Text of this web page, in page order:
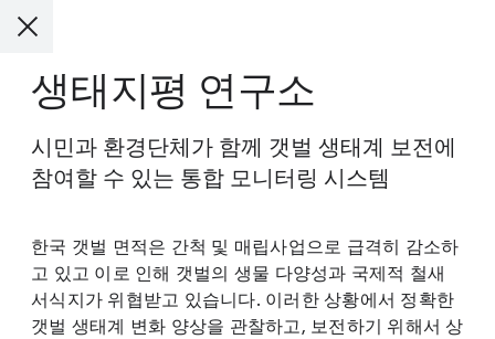
생태지평 연구소
시민과 환경단체가 함께 갯벌 생태계 보전에
참여할 수 있는 통합 모니터링 시스템
한국 갯벌 면적은 간척 및 매립사업으로 급격히 감소하
고 있고 이로 인해 갯벌의 생물 다양성과 국제적 철새
서식지가 위협받고 있습니다. 이러한 상황에서 정확한
갯벌 생태계 변화 양상을 관찰하고, 보전하기 위해서 상